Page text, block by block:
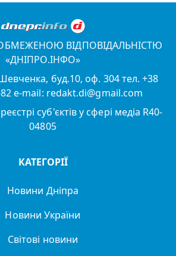
ВІДПОВІДАЛЬНІСТЮ
«ДНІПРО.ІНФО»
буд.10, оф. 304 тел. +38
e-mail: redakt.di@gmail.com
суб'єктів у сфері медіа R40-
04805
КАТЕГОРІЇ
Новини Дніпра
Новини України
Світові новини